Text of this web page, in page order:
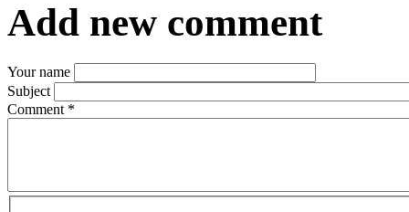
Add new comment
Your name
Subject
Comment *